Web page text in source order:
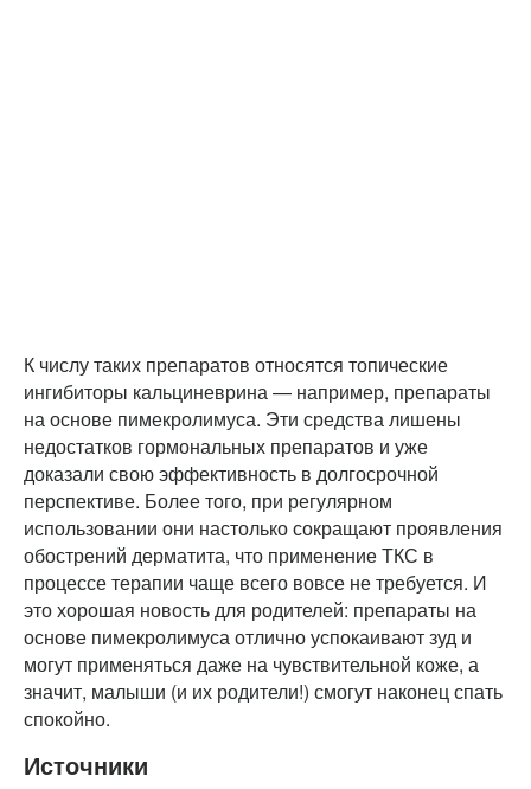
К числу таких препаратов относятся топические
ингибиторы кальциневрина — например, препараты
на основе пимекролимуса. Эти средства лишены
недостатков гормональных препаратов и уже
доказали свою эффективность в долгосрочной
перспективе. Более того, при регулярном
использовании они настолько сокращают проявления
обострений дерматита, что применение ТКС в
процессе терапии чаще всего вовсе не требуется. И
это хорошая новость для родителей: препараты на
основе пимекролимуса отлично успокаивают зуд и
могут применяться даже на чувствительной коже, а
значит, малыши (и их родители!) смогут наконец спать
спокойно.
Источники